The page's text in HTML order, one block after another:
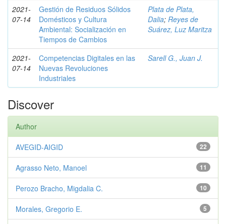
2021-
07-14
Gestión de Residuos Sólidos
Domésticos y Cultura
Ambiental: Socialización en
Tiempos de Cambios
Plata de Plata,
Dalia; Reyes de
Suárez, Luz Maritza
2021-
07-14
Competencias Digitales en las
Nuevas Revoluciones
Industriales
Sarell G., Juan J.
Discover
Author
22
AVEGID-AIGID
11
Agrasso Neto, Manoel
10
Perozo Bracho, Migdalia C.
5
Morales, Gregorio E.